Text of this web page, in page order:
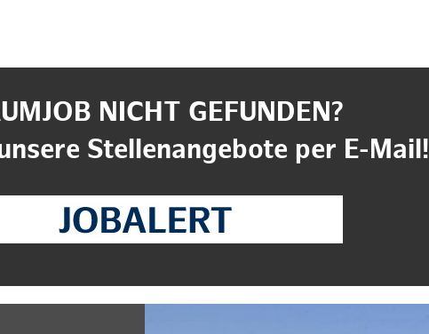
NICHT GEFUNDEN?
Stellenangebote per E-Mail!